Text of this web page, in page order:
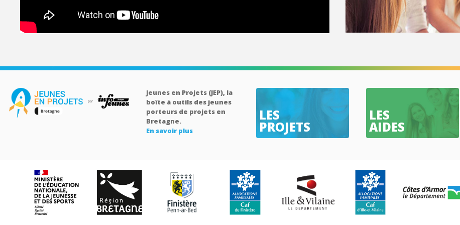
Jeunes en Projets (JEP), la
boîte à outils des jeunes
porteurs de projets en
Bretagne.
En savoir plus
LES
PROJETS
LES
AIDES